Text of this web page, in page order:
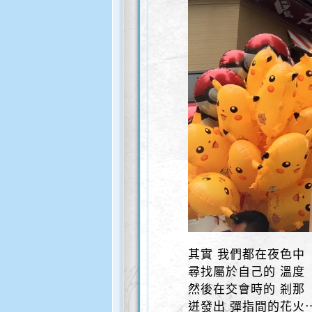
其實 我們都在夜色中
尋找屬於自己的 溫度
然後在交會時的 剎那
迸發出 彈指間的花